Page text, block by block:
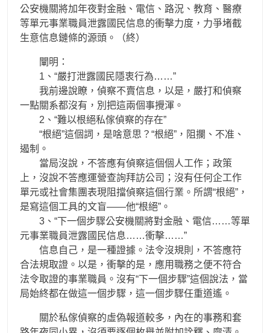
公安機關將加年夜對金融、電信、路況、教育、醫療
等單元事業職員泄露國民信息的衝擊力度，力爭堵截
生意信息鏈條的源頭。（終）
闡明：
1、“嚴打泄露國民隱衷行為……”
我前邊說瞭，偵察不賣信息，以是，嚴打和偵察
一點關系都沒有，別把這兩個事攪渾。
2、“難以根絕私傢偵察的存在”
“根絕”這個詞，是啥意思？“根絕”，阻攔、不准、
遏制。
當局沒說，不答應有偵察這個個人工作；政策
上，沒說不答應運營查詢拜訪公司；沒有任何企工作
單元或社會集團表現阻擋偵察這個行業。所謂“根絕”，
是寫這個工具的文盲——他“根絕”。
3、“下一個步驟公安機關將對金融、電信……等單
元事業職員泄露國民信息……衝擊……”
信息自己，是一種證據。法令沒規則，不答應符
合法規取證。以是，衝擊的是，應用職務之便不符合
法令取證的事業職員。沒有“下一個步驟”這個說法，當
局始終都在做這一個步驟，這一個步驟任重道遙。
關於私傢偵察的虛偽報道較多，內在的事務和套